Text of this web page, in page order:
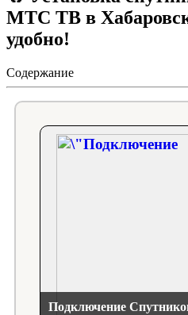
МТС ТВ в
удобно!
Содержание
Подключение